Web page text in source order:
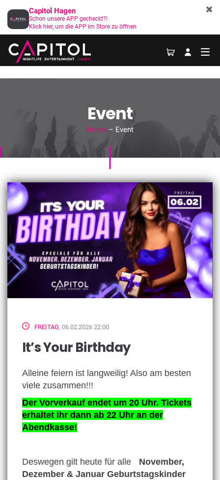
Event
Home – Event
FREITAG, 06.02.2026 22:00
It’s Your Birthday
Alleine feiern ist langweilig! Also am besten
viele zusammen!!!
Der Vorverkauf endet um 20 Uhr. Tickets
erhaltet ihr dann ab 22 Uhr an der
Abendkasse!
Deswegen gilt heute für alle November,
Dezember & Januar Geburtstagskinder
Capitol Hagen
Schon unsere APP gecheckt?!
Klick hier, um die APP im Store zu öffnen